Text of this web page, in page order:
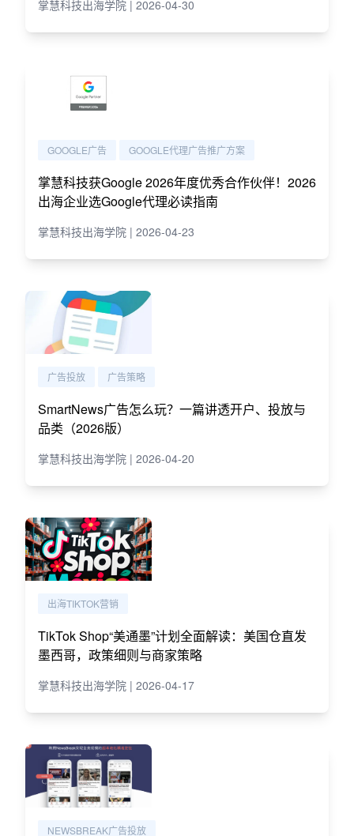
掌慧科技出海学院 | 2026-04-30
GOOGLE广告 GOOGLE代理广告推广方案
掌慧科技获Google 2026年度优秀合作伙伴！2026
出海企业选Google代理必读指南
掌慧科技出海学院 | 2026-04-23
广告投放 广告策略
SmartNews广告怎么玩？一篇讲透开户、投放与
品类（2026版）
掌慧科技出海学院 | 2026-04-20
出海TIKTOK营销
TikTok Shop“美通墨”计划全面解读：美国仓直发
墨西哥，政策细则与商家策略
掌慧科技出海学院 | 2026-04-17
NEWSBREAK广告投放